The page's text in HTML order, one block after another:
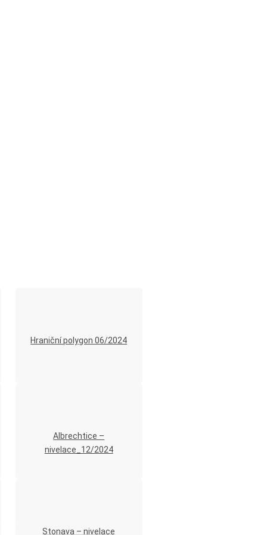
Hraniční polygon 06/2024
Albrechtice –
nivelace_12/2024
Stonava – nivelace